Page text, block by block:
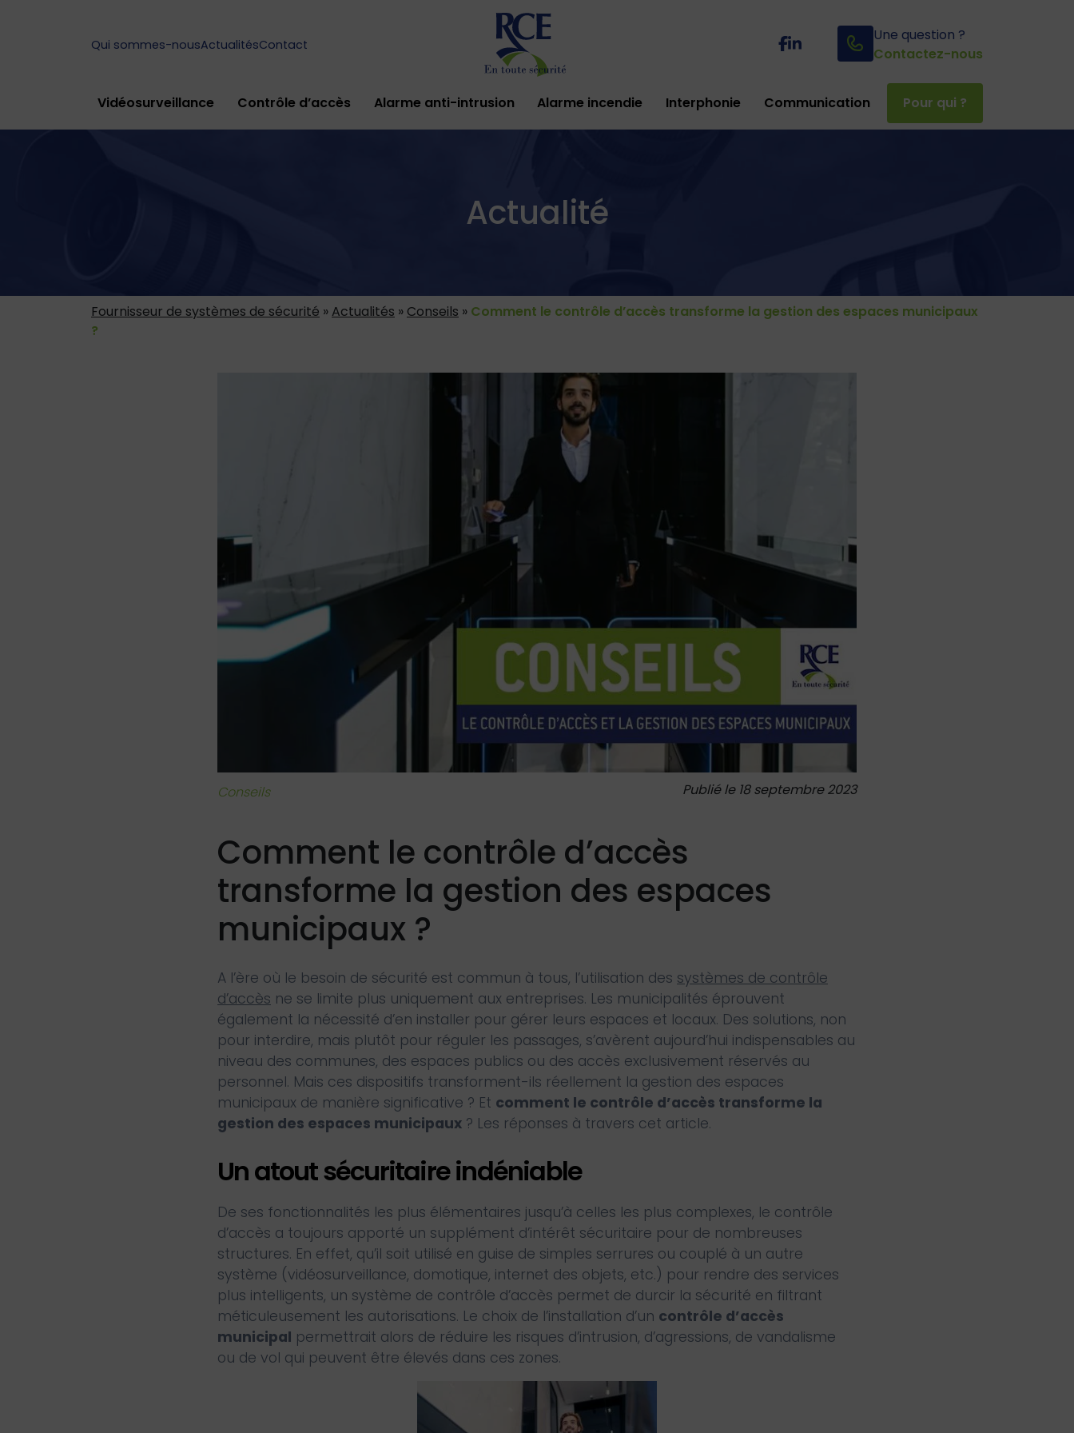
Qui sommes-nousActualitésContact
Une question ?
Contactez-nous
Vidéosurveillance Contrôle d’accès Alarme anti-intrusion Alarme incendie Interphonie Communication Pour qui ?
Actualité
Fournisseur de systèmes de sécurité » Actualités » Conseils » Comment le contrôle d’accès transforme la gestion des espaces municipaux
?
Conseils Publié le 18 septembre 2023
Comment le contrôle d’accès
transforme la gestion des espaces
municipaux ?
A l’ère où le besoin de sécurité est commun à tous, l’utilisation des systèmes de contrôle
d’accès ne se limite plus uniquement aux entreprises. Les municipalités éprouvent
également la nécessité d’en installer pour gérer leurs espaces et locaux. Des solutions, non
pour interdire, mais plutôt pour réguler les passages, s’avèrent aujourd’hui indispensables au
niveau des communes, des espaces publics ou des accès exclusivement réservés au
personnel. Mais ces dispositifs transforment-ils réellement la gestion des espaces
municipaux de manière significative ? Et comment le contrôle d’accès transforme la
gestion des espaces municipaux ? Les réponses à travers cet article.
Un atout sécuritaire indéniable
De ses fonctionnalités les plus élémentaires jusqu’à celles les plus complexes, le contrôle
d’accès a toujours apporté un supplément d’intérêt sécuritaire pour de nombreuses
structures. En effet, qu’il soit utilisé en guise de simples serrures ou couplé à un autre
système (vidéosurveillance, domotique, internet des objets, etc.) pour rendre des services
plus intelligents, un système de contrôle d’accès permet de durcir la sécurité en filtrant
méticuleusement les autorisations. Le choix de l’installation d’un contrôle d’accès
municipal permettrait alors de réduire les risques d’intrusion, d’agressions, de vandalisme
ou de vol qui peuvent être élevés dans ces zones.